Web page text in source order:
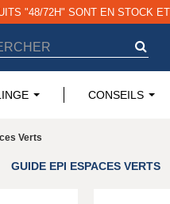
CONSEILS
Verts
GUIDE EPI ESPACES VERTS